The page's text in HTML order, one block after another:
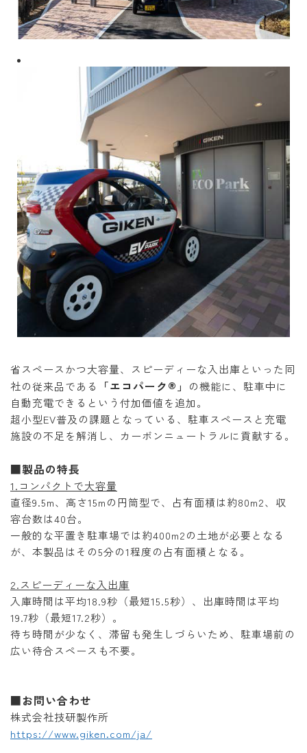
省スペースかつ大容量、スピーディーな入出庫といった同
社の従来品である
「エコパーク®」
の機能に、駐車中に
自動充電できるという付加価値を追加。
超小型EV普及の課題となっている、駐車スペースと充電
施設の不足を解消し、カーボンニュートラルに貢献する。
■製品の特長
1.コンパクトで大容量
直径9.5m、高さ15mの円筒型で、占有面積は約80m2、収
容台数は40台。
一般的な平置き駐車場では約400m2の土地が必要となる
が、本製品はその5分の1程度の占有面積となる。
2.スピーディーな入出庫
入庫時間は平均18.9秒（最短15.5秒）、出庫時間は平均
19.7秒（最短17.2秒）。
待ち時間が少なく、滞留も発生しづらいため、駐車場前の
広い待合スペースも不要。
■お問い合わせ
株式会社技研製作所
https://www.giken.com/ja/